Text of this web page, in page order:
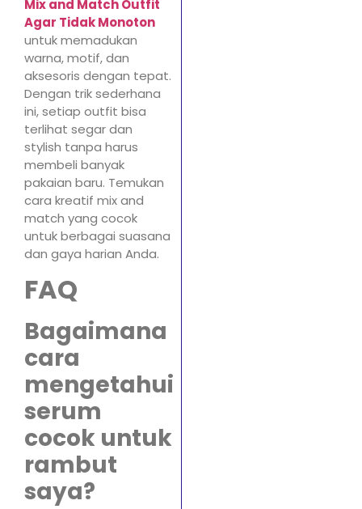
Mix and Match Outfit
Agar Tidak Monoton
untuk memadukan
warna, motif, dan
aksesoris dengan tepat.
Dengan trik sederhana
ini, setiap outfit bisa
terlihat segar dan
stylish tanpa harus
membeli banyak
pakaian baru. Temukan
cara kreatif mix and
match yang cocok
untuk berbagai suasana
dan gaya harian Anda.
FAQ
Bagaimana
cara
mengetahui
serum
cocok untuk
rambut
saya?